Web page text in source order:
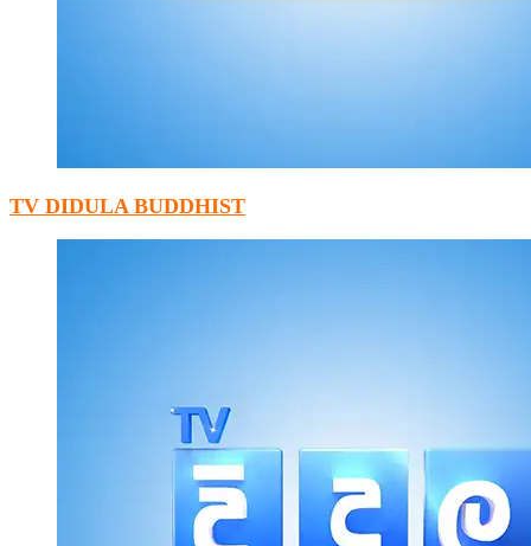
TV DIDULA BUDDHIST